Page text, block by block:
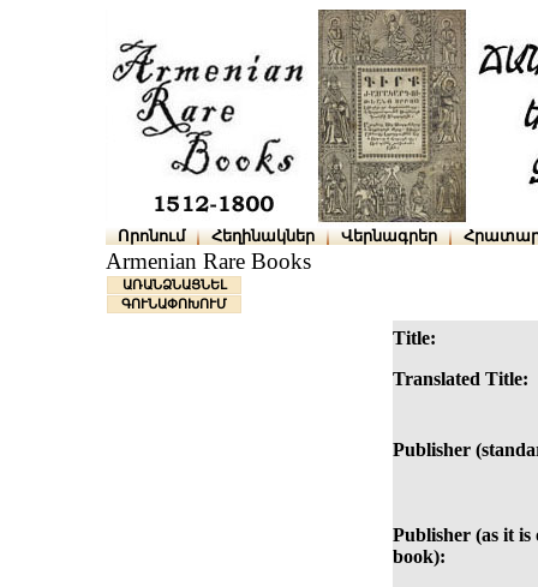
Որոնում Հեղինակներ Վերնագրեր
Armenian Rare Books
ԱՌԱՆՁՆԱՑՆԵԼ
ԳՈՒՆԱՓՈԽՈՒՄ
Title:
Translated Title:
Publisher
Publisher (as it is
book):